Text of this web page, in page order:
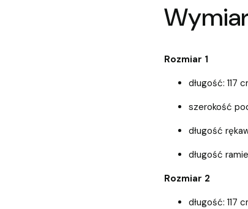
Rozmiar 1
długość: 117
szerokość
długość
długość
Rozmiar 2
długość: 117